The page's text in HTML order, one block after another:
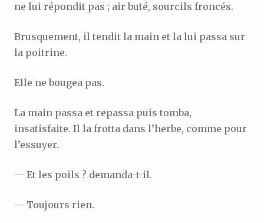
ne lui répondit pas ; air buté, sourcils froncés.
Brusquement, il tendit la main et la lui passa sur
la poitrine.
Elle ne bougea pas.
La main passa et repassa puis tomba,
insatisfaite. Il la frotta dans l’herbe, comme pour
l’essuyer.
— Et les poils ? demanda-t-il.
— Toujours rien.